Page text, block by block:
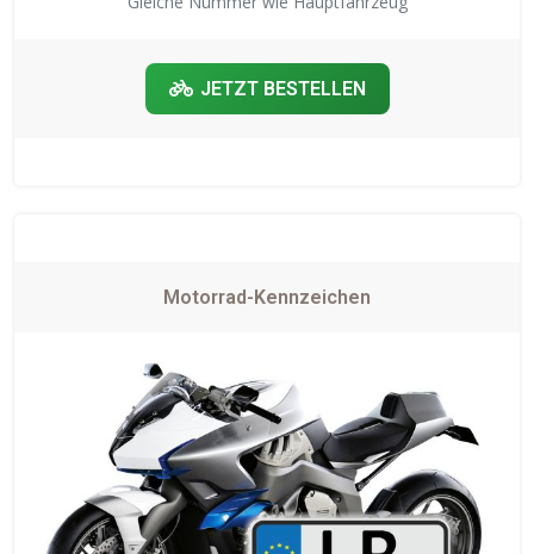
JETZT BESTELLEN
Motorrad-Kennzeichen